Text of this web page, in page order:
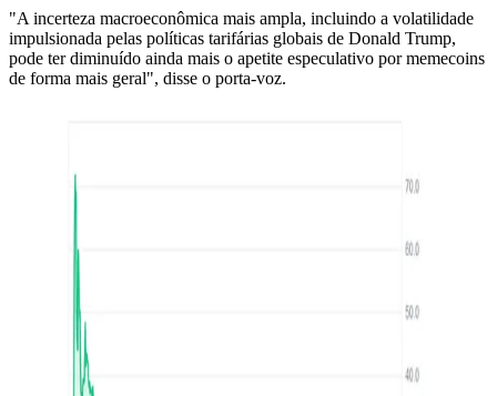
"A incerteza macroeconômica mais ampla, incluindo a volatilidade
impulsionada pelas políticas tarifárias globais de Donald Trump,
pode ter diminuído ainda mais o apetite especulativo por memecoins
de forma mais geral", disse o porta-voz.